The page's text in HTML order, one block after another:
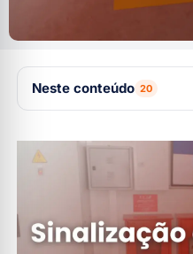
Neste conteúdo 20
Segurança Visível: O
Extintores no Piso
O Que É Sinalização de
Exemplos Comuns de
Importância da